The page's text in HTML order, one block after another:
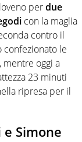
perdue
con la maglia
contro il
confezionato le
oggi a
23 minuti
ripresa per il
Simone